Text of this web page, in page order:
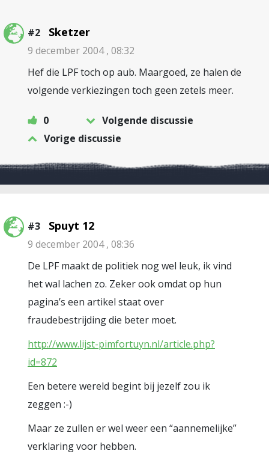
#2 Sketzer
9 december 2004 , 08:32
Hef die LPF toch op aub. Maargoed, ze halen de
volgende verkiezingen toch geen zetels meer.
0
Volgende discussie
Vorige discussie
#3 Spuyt 12
9 december 2004 , 08:36
De LPF maakt de politiek nog wel leuk, ik vind
het wal lachen zo. Zeker ook omdat op hun
pagina’s een artikel staat over
fraudebestrijding die beter moet.
http://www.lijst-pimfortuyn.nl/article.php?
id=872
Een betere wereld begint bij jezelf zou ik
zeggen :-)
Maar ze zullen er wel weer een “aannemelijke”
verklaring voor hebben.